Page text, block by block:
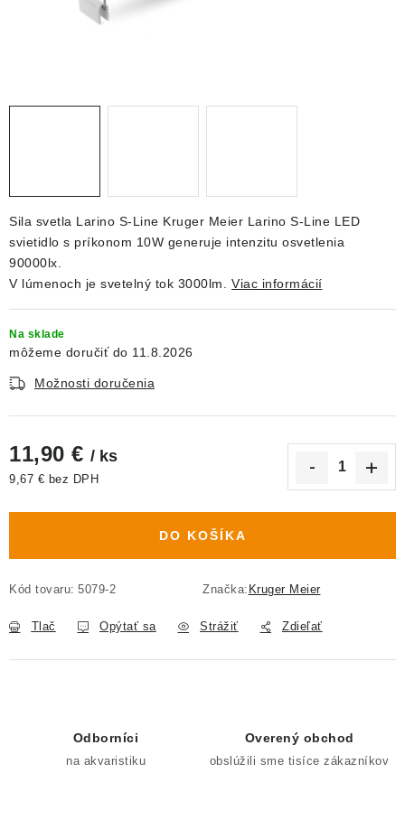
Sila svetla Larino S-Line Kruger Meier Larino S-Line LED
svietidlo s príkonom 10W generuje intenzitu osvetlenia
90000lx.
V lúmenoch je svetelný tok 3000lm.
Viac informácií
Na sklade
11.8.2026
Možnosti doručenia
11,90 € / ks
9,67 € bez DPH
DO KOŠÍKA
Kód tovaru: 5079-2 Značka: Kruger Meier
Tlač Opýtať sa Strážiť Zdieľať
Odborníci
na akvaristiku
Overený obchod
obslúžili sme tisíce zákazníkov